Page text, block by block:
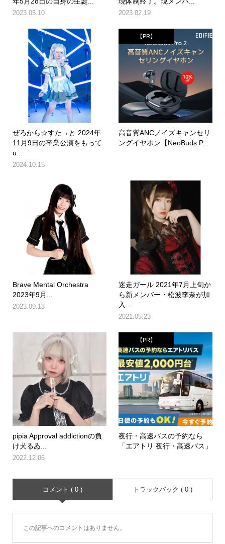
2023.05.10 2023.02.19
ぜろから☆すた→と 2024年
11月9日の卒業公演をもって
u...
2024.10.15
【PR】
高音質ANCノイズキャンセリ
ングイヤホン【NeoBuds P...
Brave Mental Orchestra
2023年9月...
2023.09.13
迷走ガール 2021年7月上旬か
ら新メンバー・松波李奈が加
入...
2021.05.23
pipia Approval addictionの負
け犬るゐ...
2022.12.06
【PR】
夜行・高速バスの予約なら
「エアトリ 夜行・高速バス」
コメント ( 0 ) トラックバック ( 0 )
この記事へのコメントはありません。